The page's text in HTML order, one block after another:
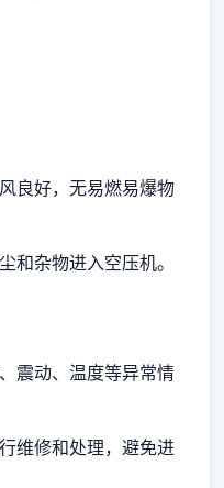
良好，无易燃易爆物
和杂物进入空压机。
震动、温度等异常情
维修和处理，避免进